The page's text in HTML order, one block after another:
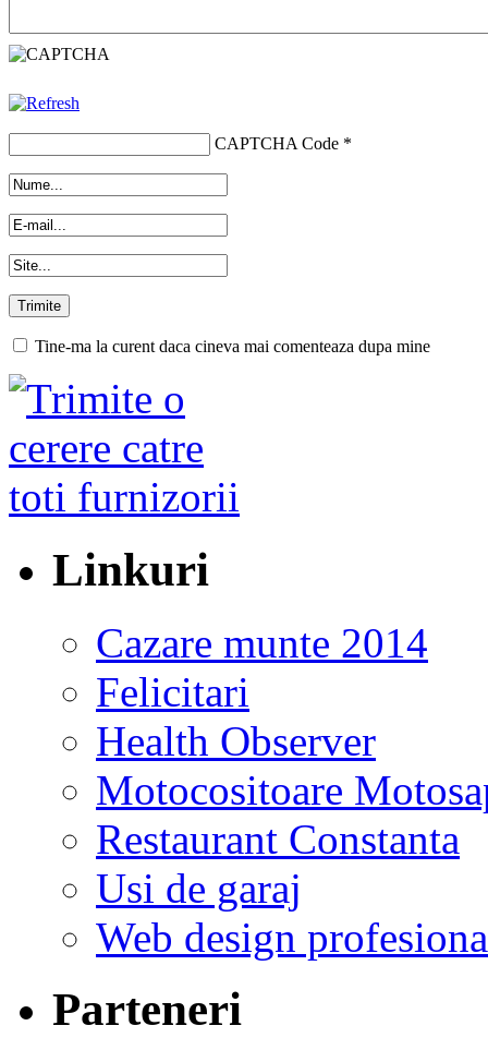
CAPTCHA Code *
Tine-ma la curent daca cineva mai comenteaza dupa mine
Linkuri
Cazare munte 2014
Felicitari
Health Observer
Motocositoare
Restaurant Constanta
Usi de garaj
Web design
Parteneri